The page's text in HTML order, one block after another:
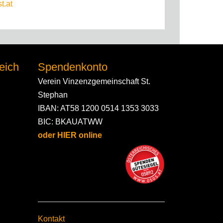
Spendenkonto
Verein Vinzenzgemeinschaft St.
Stephan
IBAN: AT58 1200 0514 1353 3033
BIC: BKAUATWW
oder HIER online
Kontakt